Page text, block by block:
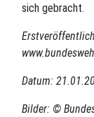
sich gebracht.
Datum:
Bilder: ©